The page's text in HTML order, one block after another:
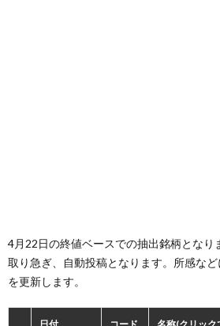
4月22日の終値ベースでの抽出銘柄となり
取り急ぎ、自動投稿となります。所感な
を更新します。